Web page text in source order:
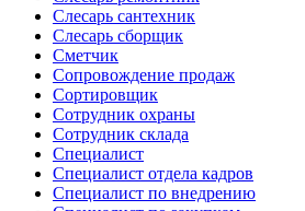
Слесарь сантехник
Слесарь сборщик
Сметчик
Сопровождение продаж
Сортировщик
Сотрудник охраны
Сотрудник склада
Специалист
Специалист отдела кадров
Специалист по внедрению